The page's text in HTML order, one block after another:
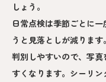
しょう。
日常点検は季節ごとに
うと見落としが減りま
判別しやすいので、写
すくなります。シーリン